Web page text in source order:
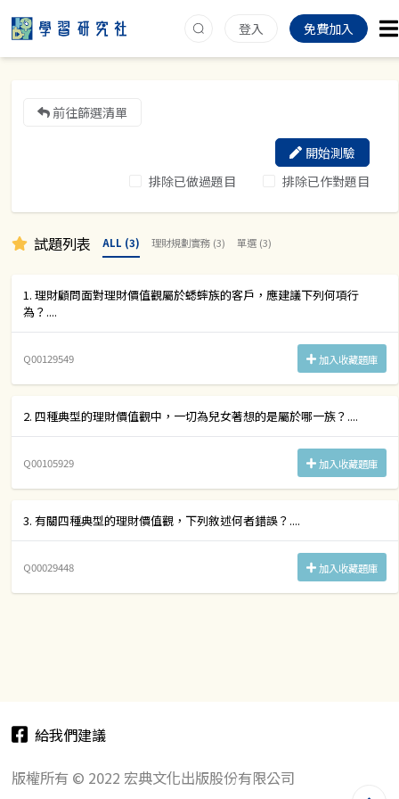
登入 免費加入
前往篩選清單
排除已做過題目 排除已作對題目
開始測驗
試題列表 ALL (3) 理財規劃實務 (3) 單選 (3)
1. 理財顧問面對理財價值觀屬於蟋蟀族的客戶，應建議下列何項行
為？....
Q00129549 加入收藏題庫
2. 四種典型的理財價值觀中，一切為兒女著想的是屬於哪一族？....
Q00105929 加入收藏題庫
3. 有關四種典型的理財價值觀，下列敘述何者錯誤？....
Q00029448 加入收藏題庫
給我們建議
版權所有 © 2022 宏典文化出版股份有限公司